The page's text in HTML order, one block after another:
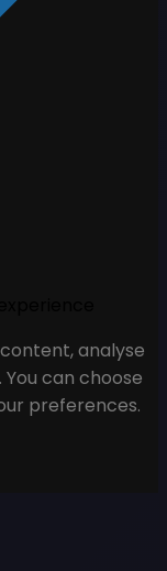
analyse
can choose
preferences.